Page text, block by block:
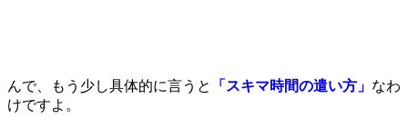
んで、もう少し具体的に言うと 「スキマ時間の遣い方」 なわ
けですよ。